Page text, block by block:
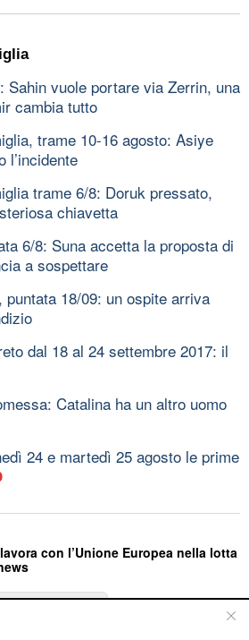
Sahin vuole portare via Zerrin, una
cambia tutto
trame 10-16 agosto: Asiye
l’incidente
trame 6/8: Doruk pressato,
chiavetta
6/8: Suna accetta la proposta di
a sospettare
puntata 18/09: un ospite arriva
dal 18 al 24 settembre 2017: il
Catalina ha un altro uomo
24 e martedì 25 agosto le prime
con l’Unione Europea nella lotta